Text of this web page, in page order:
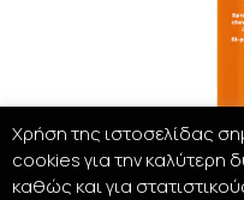
Χρήση της ιστοσελίδας
cookies για την καλύτερη
καθώς και για